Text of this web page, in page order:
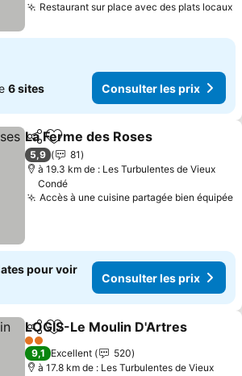
Restaurant sur place avec des plats locaux
6 sites Consulter les prix
PartagerAjouter à mes favoris
La Ferme des Roses
5,9
81
à 19.3 km de : Les Turbulentes de Vieux
Condé
Accès à une cuisine partagée bien équipée
pour voir
Consulter les prix
PartagerAjouter à mes favoris
LOGIS-Le Moulin D'Artres
2 Étoiles
9,1 Excellent
520
à 17.8 km de : Les Turbulentes de Vieux